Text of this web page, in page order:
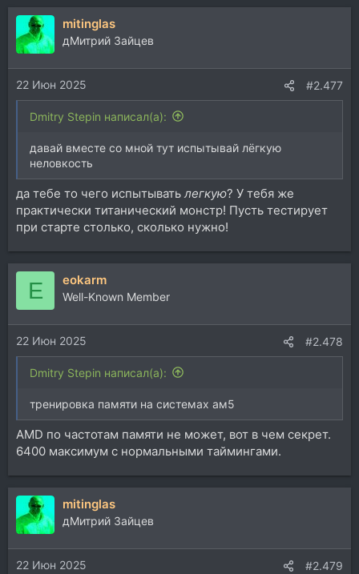
а
ц
и
и
:
mitinglas
дМитрий Зайцев
22 Июн 2025 #2.477
Dmitry Stepin написал(а):
давай вместе со мной тут испытывай лёгкую
неловкость
да тебе то чего испытыватьлегкую? У тебя же
практически титанический монстр! Пусть тестирует
при старте столько, сколько нужно!
E eokarm
Well-Known Member
22 Июн 2025 #2.478
Dmitry Stepin написал(а):
тренировка памяти на системах ам5
AMD по частотам памяти не может, вот в чем секрет.
6400 максимум с нормальными таймингами.
mitinglas
дМитрий Зайцев
22 Июн 2025 #2.479